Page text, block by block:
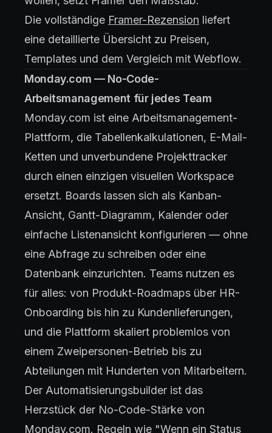
Die vollständige Framer-Rezension liefert
eine detaillierte Übersicht zu Preisen,
Templates und dem Vergleich mit Webflow.
Monday.com — No-Code-
Arbeitsmanagement für jedes Team
Monday.com ist eine Arbeitsmanagement-
Plattform, die Tabellenkalkulationen, E-Mail-
Ketten und unverbundene Projekttracker
durch einen einzigen visuellen Workspace
ersetzt. Boards lassen sich als Kanban-
Ansicht, Gantt-Diagramm, Kalender oder
einfache Listenansicht konfigurieren — ohne
eine Abfrage zu schreiben oder eine
Datenbank einzurichten. Teams nutzen es
für alles: von Produkt-Roadmaps über HR-
Onboarding bis hin zu Kundenlieferungen,
und die Plattform skaliert problemlos von
einem Zweipersonen-Betrieb bis zu
Abteilungen mit Hunderten von Mitarbeitern.
Der Automatisierungsbuilder ist das
Herzstück der No-Code-Stärke von
Monday.com. Regeln wie "Wenn ein Status